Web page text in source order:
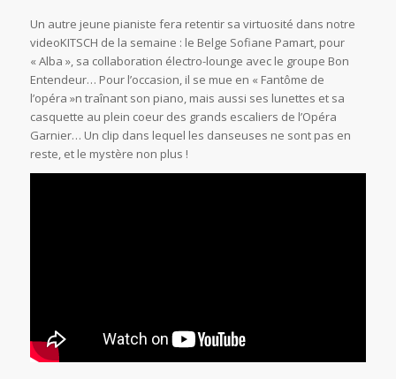
Un autre jeune pianiste fera retentir sa virtuosité dans notre
videoKITSCH de la semaine : le Belge Sofiane Pamart, pour
« Alba », sa collaboration électro-lounge avec le groupe Bon
Entendeur… Pour l’occasion, il se mue en « Fantôme de
l’opéra »n traînant son piano, mais aussi ses lunettes et sa
casquette au plein coeur des grands escaliers de l’Opéra
Garnier… Un clip dans lequel les danseuses ne sont pas en
reste, et le mystère non plus !